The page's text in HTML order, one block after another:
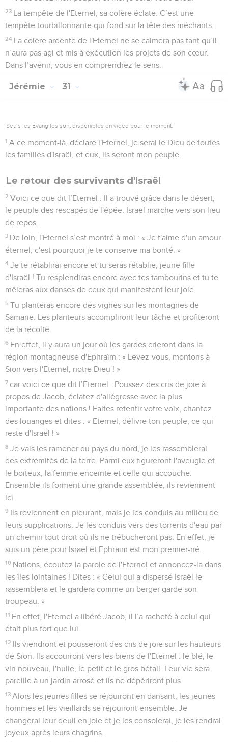
23 La tempête de l'Eternel, sa colère éclate. C’est une
tempête tourbillonnante qui fond sur la tête des méchants.
24 La colère ardente de l'Eternel ne se calmera pas tant qu’il
n’aura pas agi et mis à exécution les projets de son cœur.
Dans l’avenir, vous en comprendrez le sens.
Jérémie 31
Seuls les Évangiles sont disponibles en vidéo pour le moment.
1 A ce moment-là, déclare l'Eternel, je serai le Dieu de toutes
les familles d'Israël, et eux, ils seront mon peuple.
Le retour des survivants d'Israël
2 Voici ce que dit l’Eternel : Il a trouvé grâce dans le désert,
le peuple des rescapés de l'épée. Israël marche vers son lieu
de repos.
3 De loin, l'Eternel s’est montré à moi : « Je t'aime d'un amour
éternel, c'est pourquoi je te conserve ma bonté. »
4 Je te rétablirai encore et tu seras rétablie, jeune fille
d'Israël ! Tu resplendiras encore avec tes tambourins et tu te
mêleras aux danses de ceux qui manifestent leur joie.
5 Tu planteras encore des vignes sur les montagnes de
Samarie. Les planteurs accompliront leur tâche et profiteront
de la récolte.
6 En effet, il y aura un jour où les gardes crieront dans la
région montagneuse d'Ephraïm : « Levez-vous, montons à
Sion vers l'Eternel, notre Dieu ! »
7 car voici ce que dit l’Eternel : Poussez des cris de joie à
propos de Jacob, éclatez d'allégresse avec la plus
importante des nations ! Faites retentir votre voix, chantez
des louanges et dites : « Eternel, délivre ton peuple, ce qui
reste d'Israël ! »
8 Je vais les ramener du pays du nord, je les rassemblerai
des extrémités de la terre. Parmi eux figureront l'aveugle et
le boiteux, la femme enceinte et celle qui accouche.
Ensemble ils forment une grande assemblée, ils reviennent
ici.
9 Ils reviennent en pleurant, mais je les conduis au milieu de
leurs supplications. Je les conduis vers des torrents d'eau par
un chemin tout droit où ils ne trébucheront pas. En effet, je
suis un père pour Israël et Ephraïm est mon premier-né.
10 Nations, écoutez la parole de l'Eternel et annoncez-la dans
les îles lointaines ! Dites : « Celui qui a dispersé Israël le
rassemblera et le gardera comme un berger garde son
troupeau. »
11 En effet, l'Eternel a libéré Jacob, il l’a racheté à celui qui
était plus fort que lui.
12 Ils viendront et pousseront des cris de joie sur les hauteurs
de Sion. Ils accourront vers les biens de l'Eternel : le blé, le
vin nouveau, l'huile, le petit et le gros bétail. Leur vie sera
pareille à un jardin arrosé et ils ne dépériront plus.
13 Alors les jeunes filles se réjouiront en dansant, les jeunes
hommes et les vieillards se réjouiront ensemble. Je
changerai leur deuil en joie et je les consolerai, je les rendrai
joyeux après leurs chagrins.